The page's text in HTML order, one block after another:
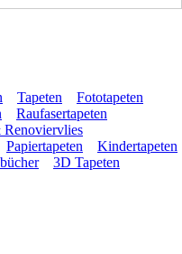
Tapeten
Fototapeten
Raufasertapeten
Papiertapeten
Kindertapeten
3D Tapeten